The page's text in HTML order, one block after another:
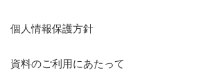
個人情報保護方針
資料のご利用にあたって